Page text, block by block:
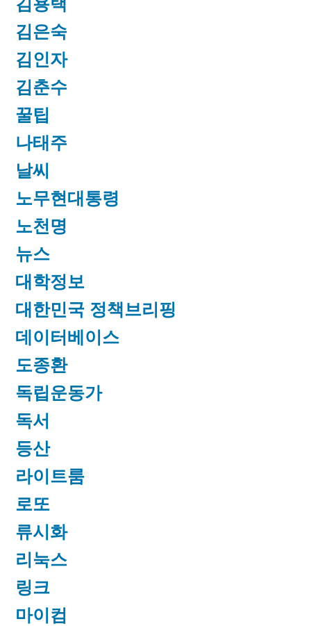
김용택
김은숙
김인자
김춘수
꿀팁
나태주
날씨
노무현대통령
노천명
뉴스
대학정보
대한민국 정책브리핑
데이터베이스
도종환
독립운동가
독서
등산
라이트룸
로또
류시화
리눅스
링크
마이컴